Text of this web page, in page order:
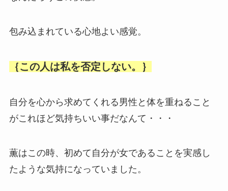
包み込まれている心地よい感覚。
｛この人は私を否定しない。｝
自分を心から求めてくれる男性と体を重ねること
がこれほど気持ちいい事だなんて・・・
薫はこの時、初めて自分が女であることを実感し
たような気持になっていました。